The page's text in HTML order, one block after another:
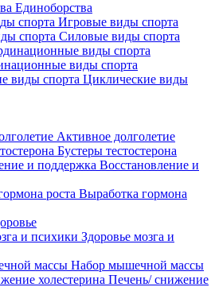
Единоборства
Игровые виды спорта
Силовые виды спорта
виды спорта
Циклические виды
Активное долголетие
Бустеры тестостерона
Восстановление и
Выработка гормона
Здоровье мозга и
Набор мышечной массы
Печень/ снижение